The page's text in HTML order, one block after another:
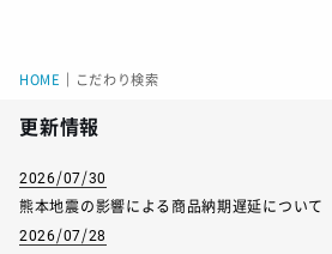
HOME こだわり検索
更新情報
2026/07/30
熊本地震の影響による商品納期遅延について
2026/07/28